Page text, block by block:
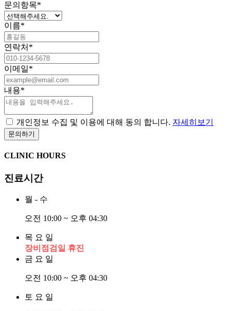
문의항목*
이름*
연락처 *
이메일*
내용*
개인정보 수집 및 이용에 대해 동의 합니다. 자세히보기
CLINIC HOURS
진료시간
월 - 수
오전 10:00 ~ 오후 04:30
목 요 일
장비점검일 휴진
금 요 일
오전 10:00 ~ 오후 04:30
토 요 일